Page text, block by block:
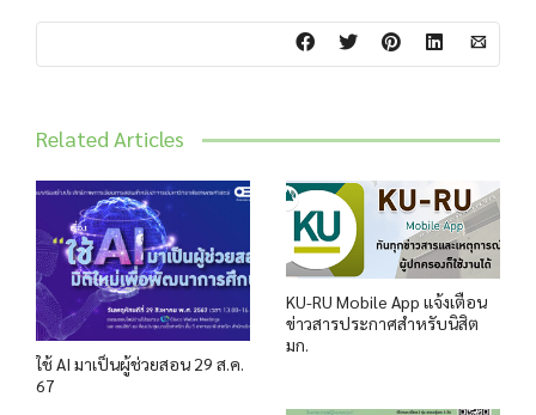
Related Articles
ใช้ AI มาเป็นผู้ช่วยสอน 29 ส.ค.
67
KU-RU Mobile App แจ้งเตือน
ข่าวสารประกาศสำหรับนิสิต
มก.